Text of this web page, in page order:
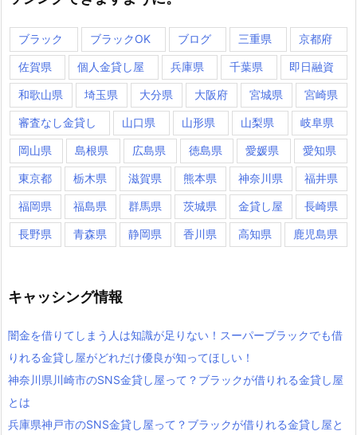
ブラック ブラックOK ブログ 三重県 京都府
佐賀県 個人金貸し屋 兵庫県 千葉県 即日融資
和歌山県 埼玉県 大分県 大阪府 宮城県 宮崎県
審査なし金貸し 山口県 山形県 山梨県 岐阜県
岡山県 島根県 広島県 徳島県 愛媛県 愛知県
東京都 栃木県 滋賀県 熊本県 神奈川県 福井県
福岡県 福島県 群馬県 茨城県 金貸し屋 長崎県
長野県 青森県 静岡県 香川県 高知県 鹿児島県
キャッシング情報
闇金を借りてしまう人は知識が足りない！スーパーブラックでも借
りれる金貸し屋がどれだけ優良が知ってほしい！
神奈川県川崎市のSNS金貸し屋って？ブラックが借りれる金貸し屋
とは
兵庫県神戸市のSNS金貸し屋って？ブラックが借りれる金貸し屋と